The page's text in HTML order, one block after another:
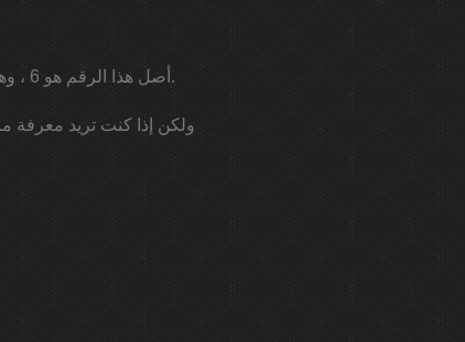
أصل هذا الرقم هو 6 ، وهو يمثل الانسجام والجمال والتوازن والحقيقة والحب. إنه رقم يفضل الأعمال والنقابات والعلاقات الأسرية.